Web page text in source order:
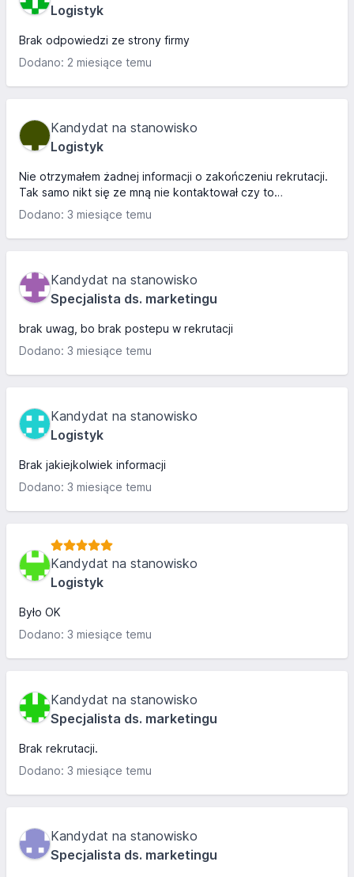
Logistyk
Brak odpowiedzi ze strony firmy
Dodano: 2 miesiące temu
Kandydat na stanowisko
Logistyk
Nie otrzymałem żadnej informacji o zakończeniu rekrutacji.
Tak samo nikt się ze mną nie kontaktował czy to
telefonicznie czy mailowo.
Dodano: 3 miesiące temu
Kandydat na stanowisko
Specjalista ds. marketingu
brak uwag, bo brak postepu w rekrutacji
Dodano: 3 miesiące temu
Kandydat na stanowisko
Logistyk
Brak jakiejkolwiek informacji
Dodano: 3 miesiące temu
Kandydat na stanowisko
Logistyk
Było OK
Dodano: 3 miesiące temu
Kandydat na stanowisko
Specjalista ds. marketingu
Brak rekrutacji.
Dodano: 3 miesiące temu
Kandydat na stanowisko
Specjalista ds. marketingu